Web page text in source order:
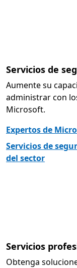
Servicios de
Aumente su
administrar con
Microsoft.
Expertos de
Servicios de
del sector
Servicios
Obtenga